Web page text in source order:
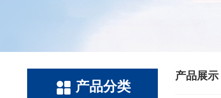
产品分类
产品展示